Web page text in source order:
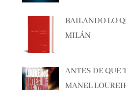
EL CAZADOR
ALBERTO
BAILANDO LO